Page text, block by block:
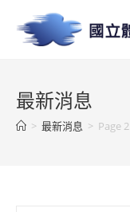
最新消息
> 最新消息 > Page 2